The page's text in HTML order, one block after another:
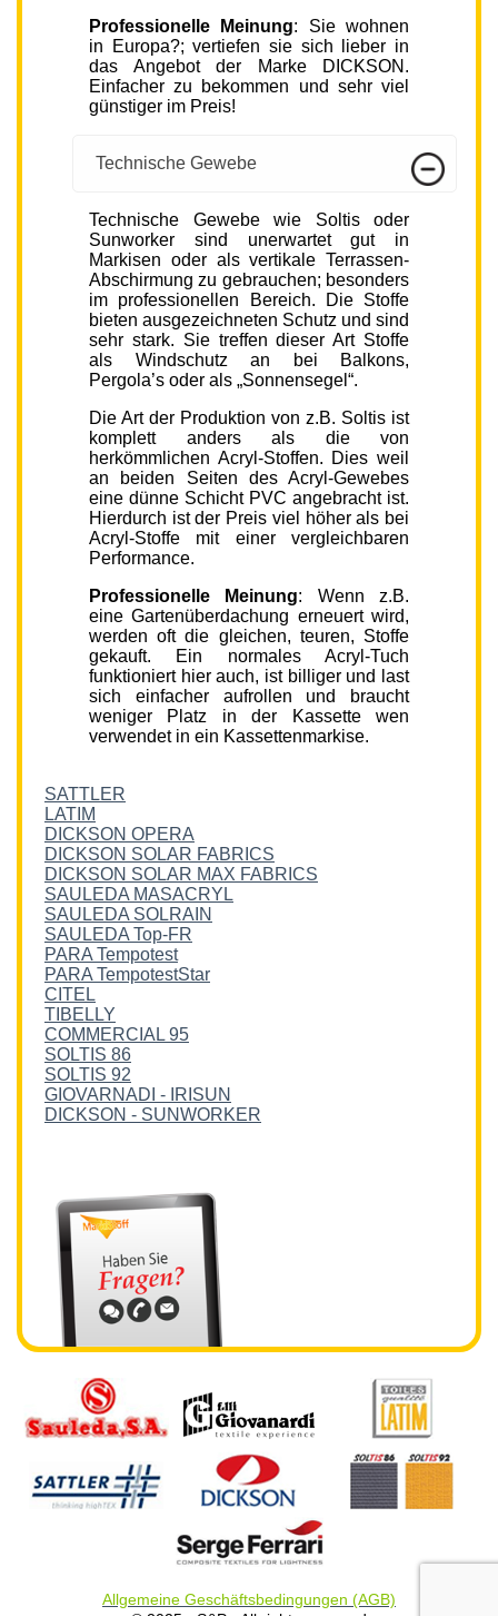
Professionelle Meinung: Sie wohnen
in Europa?; vertiefen sie sich lieber in
das Angebot der Marke DICKSON.
Einfacher zu bekommen und sehr viel
günstiger im Preis!
Technische Gewebe
Technische Gewebe wie Soltis oder
Sunworker sind unerwartet gut in
Markisen oder als vertikale Terrassen-
Abschirmung zu gebrauchen; besonders
im professionellen Bereich. Die Stoffe
bieten ausgezeichneten Schutz und sind
sehr stark. Sie treffen dieser Art Stoffe
als Windschutz an bei Balkons,
Pergola’s oder als „Sonnensegel“.
Die Art der Produktion von z.B. Soltis ist
komplett anders als die von
herkömmlichen Acryl-Stoffen. Dies weil
an beiden Seiten des Acryl-Gewebes
eine dünne Schicht PVC angebracht ist.
Hierdurch ist der Preis viel höher als bei
Acryl-Stoffe mit einer vergleichbaren
Performance.
Professionelle Meinung: Wenn z.B.
eine Gartenüberdachung erneuert wird,
werden oft die gleichen, teuren, Stoffe
gekauft. Ein normales Acryl-Tuch
funktioniert hier auch, ist billiger und last
sich einfacher aufrollen und braucht
weniger Platz in der Kassette wen
verwendet in ein Kassettenmarkise.
SATTLER
LATIM
DICKSON OPERA
DICKSON SOLAR FABRICS
DICKSON SOLAR MAX FABRICS
SAULEDA MASACRYL
SAULEDA SOLRAIN
SAULEDA Top-FR
PARA Tempotest
PARA TempotestStar
CITEL
TIBELLY
COMMERCIAL 95
SOLTIS 86
SOLTIS 92
GIOVARNADI - IRISUN
DICKSON - SUNWORKER
Allgemeine Geschäftsbedingungen (AGB)